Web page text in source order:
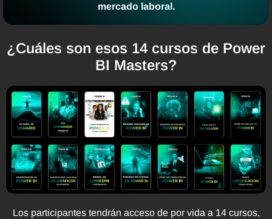
mercado laboral.
¿Cuáles son esos 14 cursos de Power
BI Masters?
Los participantes tendrán acceso de por vida a 14 cursos,